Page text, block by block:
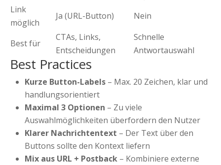
Link
möglich
Ja (URL-Button) Nein
Best für
CTAs, Links,
Entscheidungen
Schnelle
Antwortauswahl
Best Practices
Kurze Button-Labels – Max. 20 Zeichen, klar und
handlungsorientiert
Maximal 3 Optionen – Zu viele
Auswahlmöglichkeiten überfordern den Nutzer
Klarer Nachrichtentext – Der Text über den
Buttons sollte den Kontext liefern
Mix aus URL + Postback – Kombiniere externe